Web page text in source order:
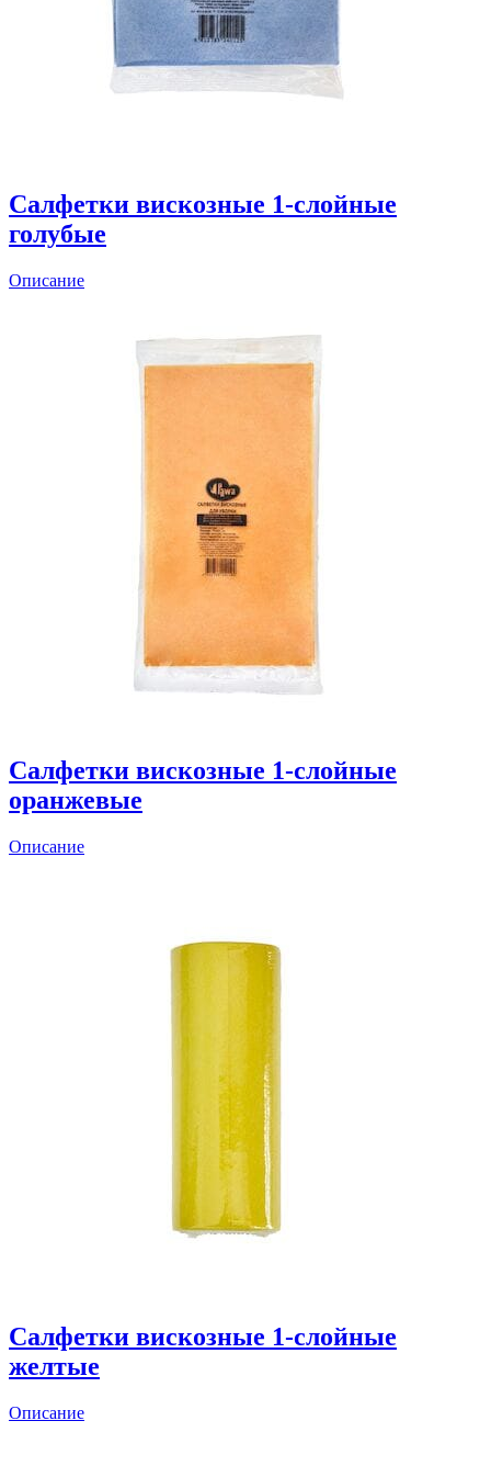
Салфетки вискозные 1-слойные
голубые
Описание
Салфетки вискозные 1-слойные
оранжевые
Описание
Салфетки вискозные 1-слойные
желтые
Описание